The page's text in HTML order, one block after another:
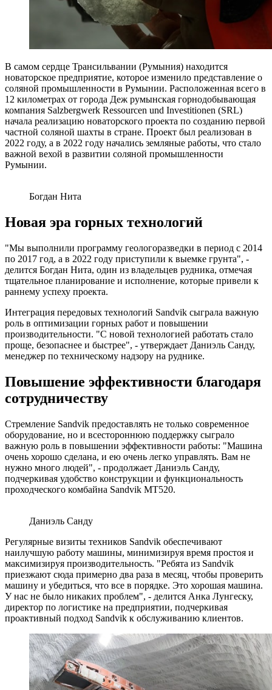
В самом сердце Трансильвании (Румыния) находится
новаторское предприятие, которое изменило представление о
соляной промышленности в Румынии. Расположенная всего в
12 километрах от города Деж румынская горнодобывающая
компания Salzbergwerk Ressourcen und Investitionen (SRL)
начала реализацию новаторского проекта по созданию первой
частной соляной шахты в стране. Проект был реализован в
2022 году, а в 2022 году начались земляные работы, что стало
важной вехой в развитии соляной промышленности
Румынии.
Богдан Нита
Новая эра горных технологий
"Мы выполнили программу геологоразведки в период с 2014
по 2017 год, а в 2022 году приступили к выемке грунта", -
делится Богдан Нита, один из владельцев рудника, отмечая
тщательное планирование и исполнение, которые привели к
раннему успеху проекта.
Интеграция передовых технологий Sandvik сыграла важную
роль в оптимизации горных работ и повышении
производительности. "С новой технологией работать стало
проще, безопаснее и быстрее", - утверждает Даниэль Санду,
менеджер по техническому надзору на руднике.
Повышение эффективности благодаря
сотрудничеству
Стремление Sandvik предоставлять не только современное
оборудование, но и всестороннюю поддержку сыграло
важную роль в повышении эффективности работы: "Машина
очень хорошо сделана, и ею очень легко управлять. Вам не
нужно много людей", - продолжает Даниэль Санду,
подчеркивая удобство конструкции и функциональность
проходческого комбайна Sandvik MT520.
Даниэль Санду
Регулярные визиты техников Sandvik обеспечивают
наилучшую работу машины, минимизируя время простоя и
максимизируя производительность. "Ребята из Sandvik
приезжают сюда примерно два раза в месяц, чтобы проверить
машину и убедиться, что все в порядке. Это хорошая машина.
У нас не было никаких проблем", - делится Анка Лунгеску,
директор по логистике на предприятии, подчеркивая
проактивный подход Sandvik к обслуживанию клиентов.